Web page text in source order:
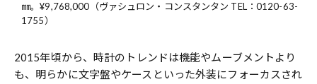
㎜。¥9,768,000（ヴァシュロン・コンスタンタン TEL：0120-63-
1755）
2015年頃から、時計のトレンドは機能やムーブメントより
も、明らかに文字盤やケースといった外装にフォーカスされ